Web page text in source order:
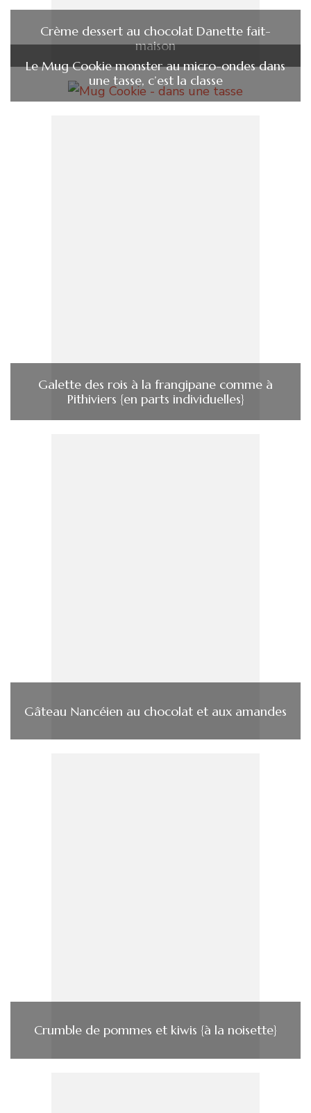
Crème dessert au chocolat Danette fait-
maison
Le Mug Cookie monster au micro-ondes dans
une tasse, c’est la classe
Galette des rois à la frangipane comme à
Pithiviers {en parts individuelles}
Gâteau Nancéien au chocolat et aux amandes
Crumble de pommes et kiwis {à la noisette}